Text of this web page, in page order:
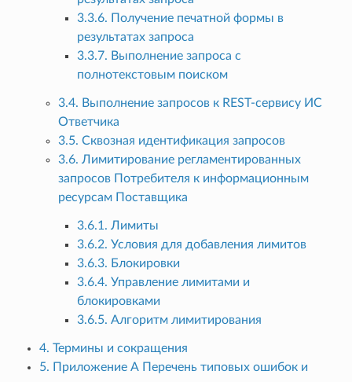
3.3.6. Получение печатной формы в
результатах запроса
3.3.7. Выполнение запроса с
полнотекстовым поиском
3.4. Выполнение запросов к REST-сервису ИС
Ответчика
3.5. Сквозная идентификация запросов
3.6. Лимитирование регламентированных
запросов Потребителя к информационным
ресурсам Поставщика
3.6.1. Лимиты
3.6.2. Условия для добавления лимитов
3.6.3. Блокировки
3.6.4. Управление лимитами и
блокировками
3.6.5. Алгоритм лимитирования
4. Термины и сокращения
5. Приложение А Перечень типовых ошибок и